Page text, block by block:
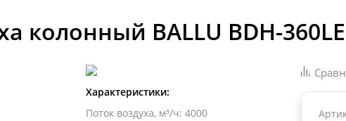
BALLU BDH-360LE
Характеристики:
Поток воздуха, м³/ч: 4000